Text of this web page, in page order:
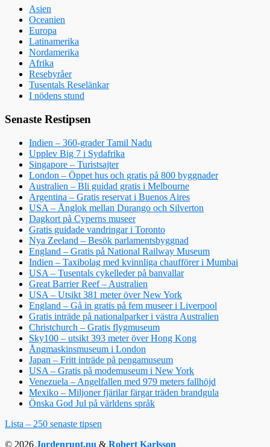
Asien
Oceanien
Europa
Latinamerika
Nordamerika
Afrika
Resebyråer
Tusentals Reselänkar
I nödens stund
Senaste Restipsen
Indien – 360-grader Tamil Nadu
Upplev Big 7 i Sydafrika
Singapore – Turistsajter
London – Öppet hus och gratis på 800 byggnader
Australien – Bli guidad gratis i Melbourne
Argentina – Gratis reservat i Buenos Aires
USA – Ånglok mellan Durango och Silverton
Dagkort på Cyperns museer
Gratis guidade vandringar i Toronto
Nya Zeeland – Besök parlamentsbyggnad
England – Gratis på National Railway Museum
Indien – Taxibolag med kvinnliga chaufförer i Mumbai
USA – Tusentals cykelleder på banvallar
Great Barrier Reef – Australien
USA – Utsikt 381 meter över New York
England – Gå in gratis på fem museer i Liverpool
Gratis inträde på nationalparker i västra Australien
Christchurch – Gratis flygmuseum
Sky100 – utsikt 393 meter över Hong Kong
Ångmaskinsmuseum i London
Japan – Fritt inträde på pengamuseum
USA – Gratis på modemuseum i New York
Venezuela – Angelfallen med 979 meters fallhöjd
Mexiko – Miljoner fjärilar färgar träden brandgula
Önska God Jul på världens språk
Lista – 250 senaste tipsen
© 2026 Jordenrunt.nu & Robert Karlsson